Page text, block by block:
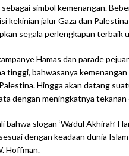
simbol kemenangan.
kekinian jalur Gaza dan
segala perlengkapan
Hamas dan parade
tinggi, bahwasanya
Hingga akan datang
dengan meningkatnya
slogan ‘Wa’dul Akhirah’
dengan keadaan dunia
Hoffman.